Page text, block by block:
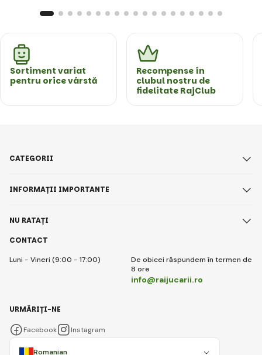
Sortiment variat
pentru orice vârstă
Recompense în
clubul nostru de
fidelitate RajClub
CONTACT
Luni - Vineri (9:00 - 17:00)
De obicei răspundem în termen de
8 ore
info@raijucarii.ro
CATEGORII
INFORMAȚII IMPORTANTE
NU RATAȚI
Romanian
URMĂRIȚI-NE
Facebook Instagram